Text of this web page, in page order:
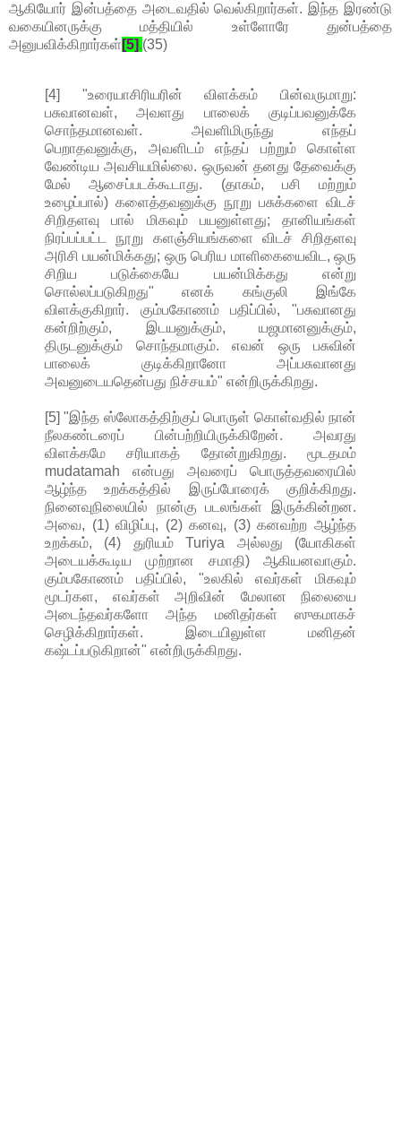
ஆகியோர் இன்பத்தை அடைவதில் வெல்கிறார்கள். இந்த இரண்டு
வகையினருக்கு மத்தியில் உள்ளோரே துன்பத்தை
அனுபவிக்கிறார்கள் [5].(35)
[4] "உரையாசிரியரின் விளக்கம் பின்வருமாறு:
பசுவானவள், அவளது பாலைக் குடிப்பவனுக்கே
சொந்தமானவள். அவளிமிருந்து எந்தப்
பெறாதவனுக்கு, அவளிடம் எந்தப் பற்றும் கொள்ள
வேண்டிய அவசியமில்லை. ஒருவன் தனது தேவைக்கு
மேல் ஆசைப்படக்கூடாது. (தாகம், பசி மற்றும்
உழைப்பால்) களைத்தவனுக்கு நூறு பசுக்களை விடச்
சிறிதளவு பால் மிகவும் பயனுள்ளது; தானியங்கள்
நிரப்பப்பட்ட நூறு களஞ்சியங்களை விடச் சிறிதளவு
அரிசி பயன்மிக்கது; ஒரு பெரிய மாளிகையைவிட, ஒரு
சிறிய படுக்கையே பயன்மிக்கது என்று
சொல்லப்படுகிறது" எனக் கங்குலி இங்கே
விளக்குகிறார். கும்பகோணம் பதிப்பில், "பசுவானது
கன்றிற்கும், இடயனுக்கும், யஜமானனுக்கும்,
திருடனுக்கும் சொந்தமாகும். எவன் ஒரு பசுவின்
பாலைக் குடிக்கிறானோ அப்பசுவானது
அவனுடையதென்பது நிச்சயம்" என்றிருக்கிறது.
[5] "இந்த ஸ்லோகத்திற்குப் பொருள் கொள்வதில் நான்
நீலகண்டரைப் பின்பற்றியிருக்கிறேன். அவரது
விளக்கமே சரியாகத் தோன்றுகிறது. மூடதமம்
mudatamah என்பது அவரைப் பொருத்தவரையில்
ஆழ்ந்த உறக்கத்தில் இருப்போரைக் குறிக்கிறது.
நினைவுநிலையில் நான்கு படலங்கள் இருக்கின்றன.
அவை, (1) விழிப்பு, (2) கனவு, (3) கனவற்ற ஆழ்ந்த
உறக்கம், (4) துரியம் Turiya அல்லது (யோகிகள்
அடையக்கூடிய முற்றான சமாதி) ஆகியனவாகும்.
கும்பகோணம் பதிப்பில், "உலகில் எவர்கள் மிகவும்
மூடர்கள, எவர்கள் அறிவின் மேலான நிலையை
அடைந்தவர்களோ அந்த மனிதர்கள் ஸுகமாகச்
செழிக்கிறார்கள். இடையிலுள்ள மனிதன்
கஷ்டப்படுகிறான்" என்றிருக்கிறது.